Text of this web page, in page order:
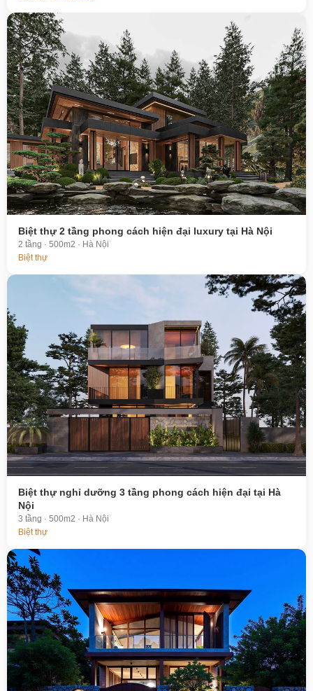
Biệt thự 2 tầng phong cách hiện đại luxury tại Hà Nội
2 tầng · 500m2 · Hà Nội
Biệt thự
Biệt thự nghỉ dưỡng 3 tầng phong cách hiện đại tại Hà
Nội
3 tầng · 500m2 · Hà Nội
Biệt thự